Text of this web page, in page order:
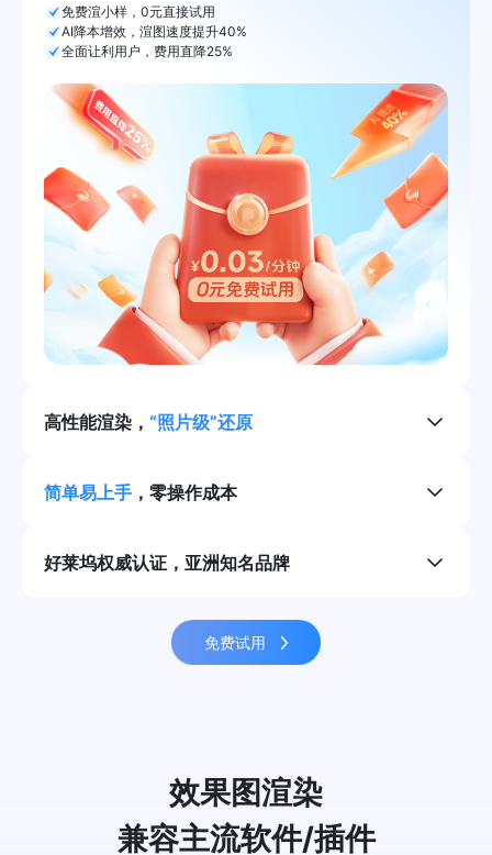
免费渲小样，0元直接试用
AI降本增效，渲图速度提升40%
全面让利用户，费用直降25%
高性能渲染， “照片级”还原
简单易上手 ，零操作成本
好莱坞权威认证，亚洲知名品牌
免费试用
效果图渲染
兼容主流软件/插件